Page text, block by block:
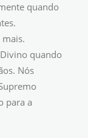
quando
quando
Nós
para a